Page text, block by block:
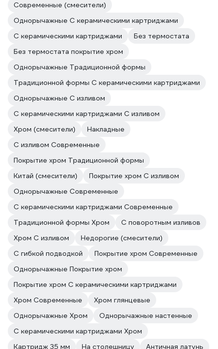
Современные (смесители)
Однорычажные С керамическими картриджами
С керамическими картриджами
Без термостата
Без термостата покрытие хром
Однорычажные Традиционной формы
Традиционной формы С керамическими картриджами
Однорычажные С изливом
С керамическими картриджами С изливом
Хром (смесители)
Накладные
С изливом Современные
Покрытие хром Традиционной формы
Китай (смесители)
Покрытие хром С изливом
Однорычажные Современные
С керамическими картриджами Современные
Традиционной формы Хром
С поворотным изливов
Хром С изливом
Недорогие (смесители)
С гибкой подводкой
Покрытие хром Современные
Однорычажные Покрытие хром
Покрытие хром С керамическими картриджами
Хром Современные
Хром глянцевые
Однорычажные Хром
Однорычажные настенные
С керамическими картриджами Хром
Картридж 35 мм
На столешницу
Античная латунь